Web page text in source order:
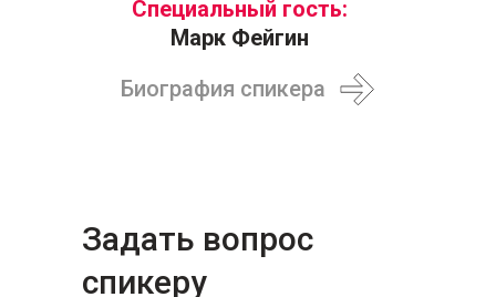
Биография спикера
Задать вопрос
спикеру
Специальный гость:
Марк Фейгин